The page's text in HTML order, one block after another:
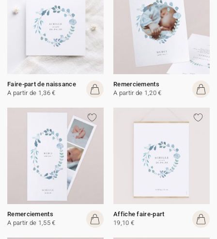
Faire-part de naissance
A partir de 1,36 €
Remerciements
A partir de 1,20 €
Remerciements
A partir de 1,55 €
Affiche faire-part
19,10 €